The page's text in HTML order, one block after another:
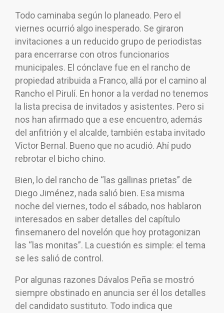
Todo caminaba según lo planeado. Pero el
viernes ocurrió algo inesperado. Se giraron
invitaciones a un reducido grupo de periodistas
para encerrarse con otros funcionarios
municipales. El cónclave fue en el rancho de
propiedad atribuida a Franco, allá por el camino al
Rancho el Pirulí. En honor a la verdad no tenemos
la lista precisa de invitados y asistentes. Pero si
nos han afirmado que a ese encuentro, además
del anfitrión y el alcalde, también estaba invitado
Víctor Bernal. Bueno que no acudió. Ahí pudo
rebrotar el bicho chino.
Bien, lo del rancho de “las gallinas prietas” de
Diego Jiménez, nada salió bien. Esa misma
noche del viernes, todo el sábado, nos hablaron
interesados en saber detalles del capítulo
finsemanero del novelón que hoy protagonizan
las “las monitas”. La cuestión es simple: el tema
se les salió de control.
Por algunas razones Dávalos Peña se mostró
siempre obstinado en anuncia ser él los detalles
del candidato sustituto. Todo indica que